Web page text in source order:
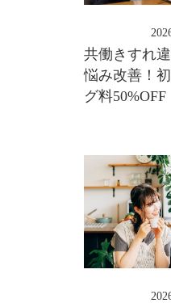
共働きすれ
悩み改善！
グ料50%OFF